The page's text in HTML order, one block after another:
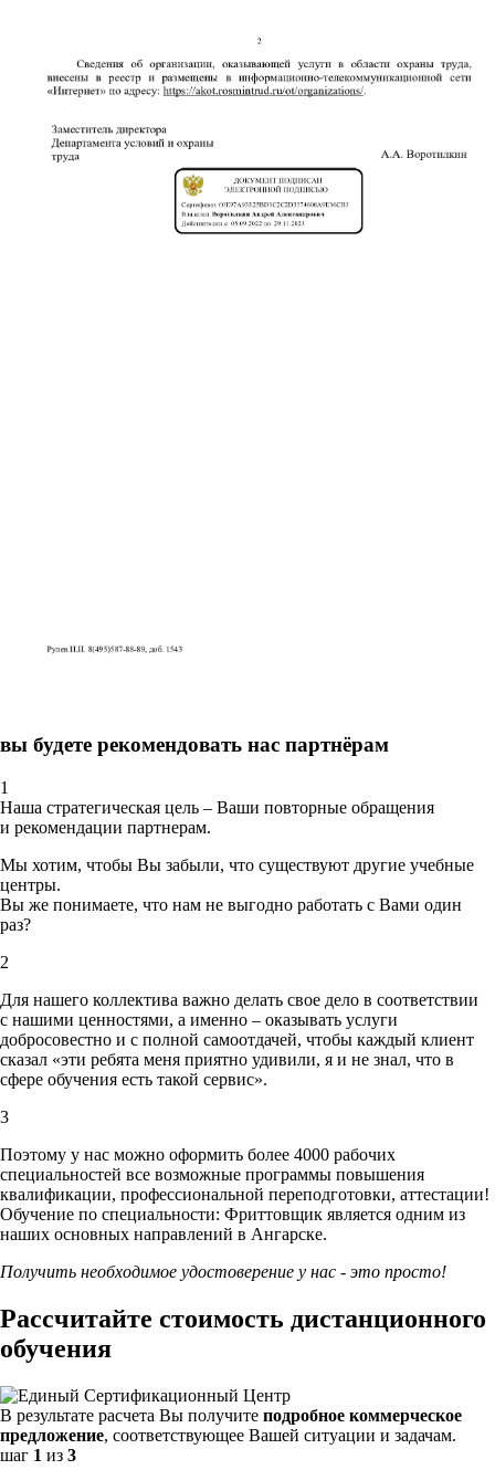
вы будете рекомендовать нас партнёрам
1
Наша стратегическая цель – Ваши повторные обращения
и рекомендации партнерам.
Мы хотим, чтобы Вы забыли, что существуют другие учебные
центры.
Вы же понимаете, что нам не выгодно работать с Вами один
раз?
2
Для нашего коллектива важно делать свое дело в соответствии
с нашими ценностями, а именно – оказывать услуги
добросовестно и с полной самоотдачей, чтобы каждый клиент
сказал «эти ребята меня приятно удивили, я и не знал, что в
сфере обучения есть такой сервис».
3
Поэтому у нас можно оформить более 4000 рабочих
специальностей все возможные программы повышения
квалификации, профессиональной переподготовки, аттестации!
Обучение по специальности: Фриттовщик является одним из
наших основных направлений в Ангарске.
Получить необходимое удостоверение у нас - это просто!
Рассчитайте стоимость дистанционного
обучения
В результате расчета Вы получите подробное коммерческое
предложение, соответствующее Вашей ситуации и задачам.
шаг 1 из 3